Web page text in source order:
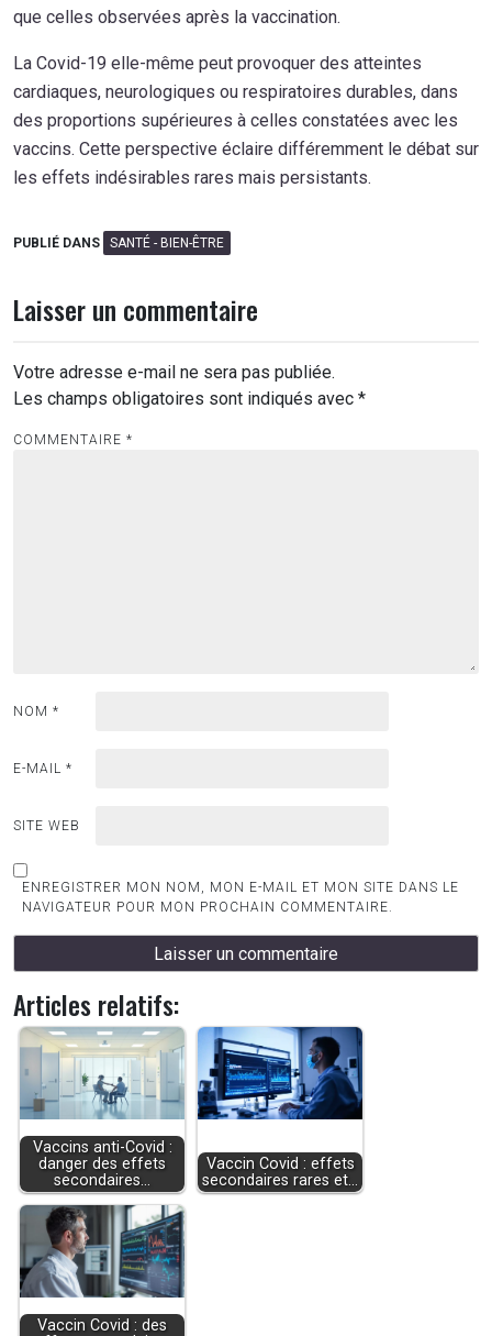
que celles observées après la vaccination.
La Covid-19 elle-même peut provoquer des atteintes
cardiaques, neurologiques ou respiratoires durables, dans
des proportions supérieures à celles constatées avec les
vaccins. Cette perspective éclaire différemment le débat sur
les effets indésirables rares mais persistants.
PUBLIÉ DANS SANTÉ - BIEN-ÊTRE
Laisser un commentaire
Votre adresse e-mail ne sera pas publiée.
Les champs obligatoires sont indiqués avec *
COMMENTAIRE *
NOM *
E-MAIL *
SITE WEB
ENREGISTRER MON NOM, MON E-MAIL ET MON SITE DANS LE
NAVIGATEUR POUR MON PROCHAIN COMMENTAIRE.
Articles relatifs:
Vaccins anti-Covid :
danger des effets
secondaires…
Vaccin Covid : effets
secondaires rares et…
Vaccin Covid : des